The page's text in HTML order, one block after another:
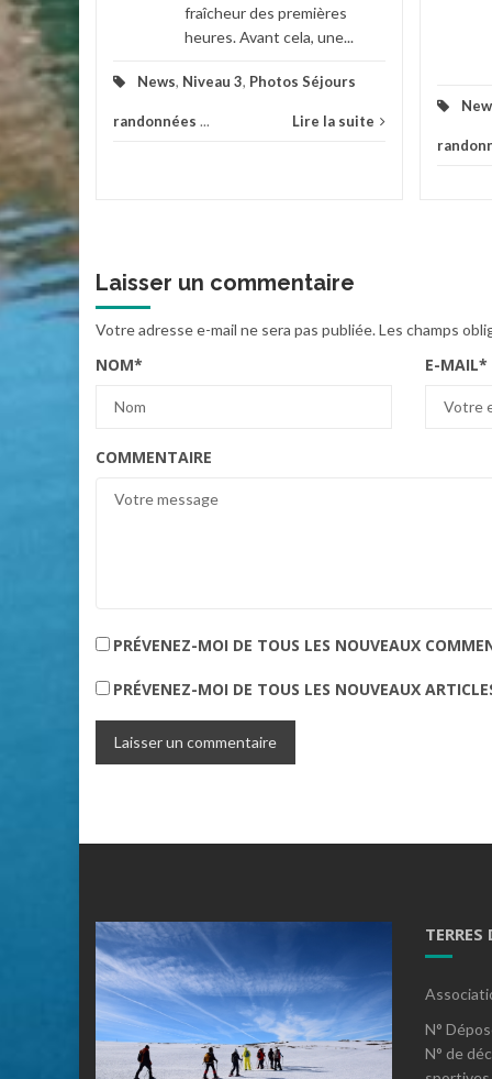
fraîcheur des premières
heures. Avant cela, une...
News, Niveau 3, Photos Séjours
randonnées ... Lire la suite
Laisser un commentaire
Votre adresse e-mail ne sera pas publiée.Les champs
NOM* E-MAIL*
COMMENTAIRE
PRÉVENEZ-MOI DE TOUS LES NOUVEAUX
PRÉVENEZ-MOI DE TOUS LES NOUVEAUX
N°
N° de